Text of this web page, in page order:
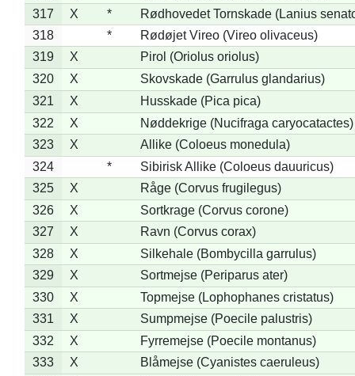
317
X *
Rødhovedet Tornskade (Lanius
318
*
Rødøjet Vireo (Vireo olivaceus)
319
X
Pirol (Oriolus oriolus)
320
X
Skovskade (Garrulus glandarius)
321
X
Husskade (Pica pica)
322
X
Nøddekrige (Nucifraga caryocatactes)
323
X
Allike (Coloeus monedula)
324
*
Sibirisk Allike (Coloeus dauuricus)
325
X
Råge (Corvus frugilegus)
326
X
Sortkrage (Corvus corone)
327
X
Ravn (Corvus corax)
328
X
Silkehale (Bombycilla garrulus)
329
X
Sortmejse (Periparus ater)
330
X
Topmejse (Lophophanes cristatus)
331
X
Sumpmejse (Poecile palustris)
332
X
Fyrremejse (Poecile montanus)
333
X
Blåmejse (Cyanistes caeruleus)